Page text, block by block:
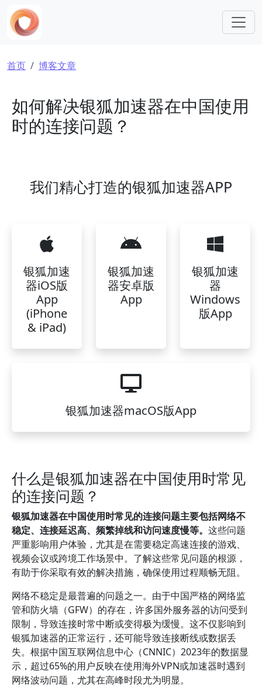
跳转到主要内容
面包屑
首页 博客文章
如何解决银狐加速器在中国使用
时的连接问题？
我们精心打造的银狐加速器APP
银狐加速
器iOS版
App
(iPhone
& iPad)
银狐加速
器安卓版
App
银狐加速
器
Windows
版App
银狐加速器macOS版App
什么是银狐加速器在中国使用时常见
的连接问题？
银狐加速器在中国使用时常见的连接问题主要包括网络不
稳定、连接延迟高、频繁掉线和访问速度慢等。 这些问题
严重影响用户体验，尤其是在需要稳定高速连接的游戏、
视频会议或跨境工作场景中。了解这些常见问题的根源，
有助于你采取有效的解决措施，确保使用过程顺畅无阻。
网络不稳定是最普遍的问题之一。由于中国严格的网络监
管和防火墙（GFW）的存在，许多国外服务器的访问受到
限制，导致连接时常中断或变得极为缓慢。这不仅影响到
银狐加速器的正常运行，还可能导致连接断线或数据丢
失。根据中国互联网信息中心（CNNIC）2023年的数据显
示，超过65%的用户反映在使用海外VPN或加速器时遇到
网络波动问题，尤其在高峰时段尤为明显。